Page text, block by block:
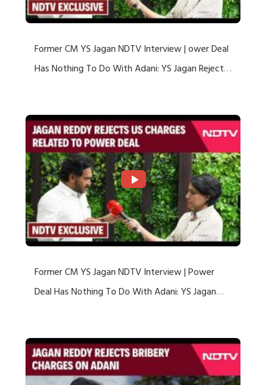
Former CM YS Jagan NDTV Interview | ower Deal
Has Nothing To Do With Adani: YS Jagan Rejects
Former CM YS Jagan NDTV Interview | Power
Deal Has Nothing To Do With Adani: YS Jagan